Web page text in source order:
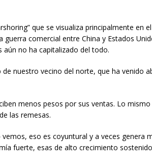
que se visualiza principalmente en
guerra comercial entre China y Estados
no ha capitalizado del todo.
nuestro vecino del norte, que ha venido
menos pesos por sus ventas. Lo
las remesas.
eso es coyuntural y a veces genera
fuerte, esas de alto crecimiento